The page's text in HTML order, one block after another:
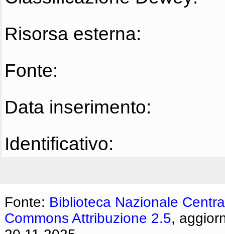
Risorsa esterna:
Fonte:
Data inserimento:
Identificativo:
Fonte: Biblioteca Nazionale
Commons Attribuzione 2.5,